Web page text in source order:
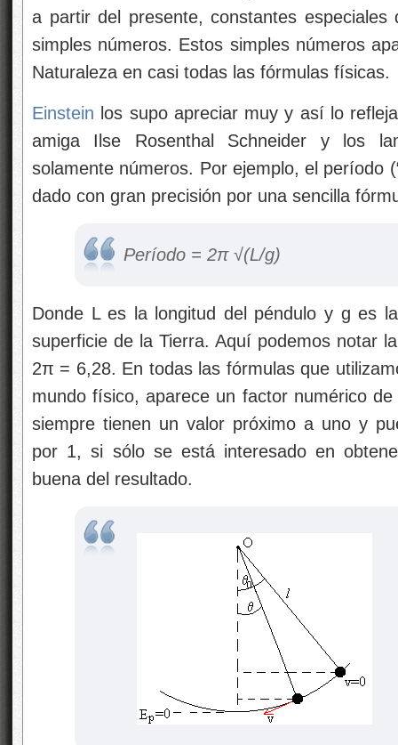
a partir del presente, constantes
simples números. Estos simples números
Naturaleza en casi todas las fórmulas físicas.
Einstein los supo apreciar muyy así lo
amiga Ilse Rosenthal Schneider y los
solamente números. Por ejemplo, el período
dado con gran precisión por una sencilla
Período = 2π √(L/g)
Donde L es la longitud del péndulo y g es
superficie de la Tierra. Aquí podemos notar
2π = 6,28. En todas las fórmulas que
mundo físico, aparece un factor numérico
siempre tienen un valor próximo a uno y
por 1, si sólo se está interesado en
buena del resultado.